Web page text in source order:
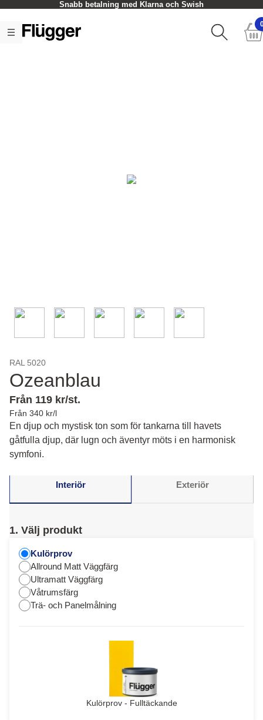
Snabb betalning med Klarna och Swish
RAL 5020
Ozeanblau
Från 119 kr/st.
Från 340 kr/l
En djup och mystisk ton som för tankarna till havets
gåtfulla djup, där lugn och äventyr möts i en harmonisk
symfoni.
Interiör Exteriör
1. Välj produkt
Kulörprov
Allround Matt Väggfärg
Ultramatt Väggfärg
Våtrumsfärg
Trä- och Panelmålning
Kulörprov - Fulltäckande